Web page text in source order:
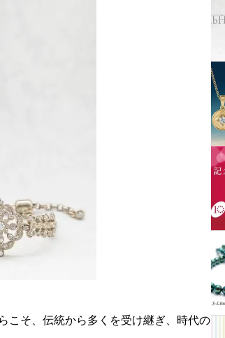
こそ、伝統から多くを受け継ぎ、時代の